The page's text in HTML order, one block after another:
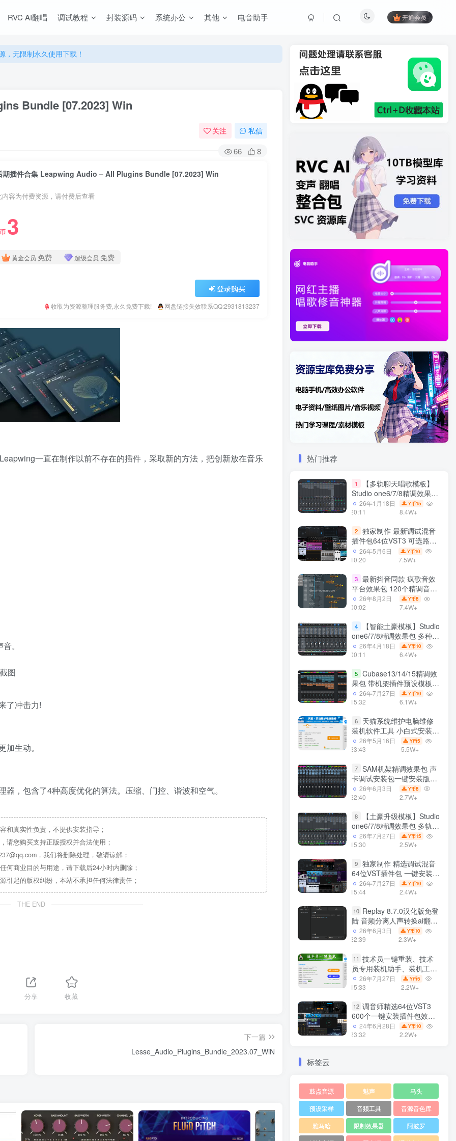
RVC AI翻唱 调试教程 封装源码 系统办公 其他 电音助手 开通会员
，无限制永久使用下载！
无限制永久使用下载！
Bundle [07.2023] Win
关注 私信
66 8
期插件合集 Leapwing Audio – All Plugins Bundle [07.2023] Win
内容为付费资源，请付费后查看
3
黄金会员 免费 超级会员 免费
登录购买
收取为资源整理服务费,永久免费下载! 网盘链接失效联系QQ:2931813237
一直在制作以前不存在的插件，采取新的方法，把创新放在音乐
。
图
了冲击力!
生动。
，包含了4种高度优化的算法。压缩、门控、谐波和空气。
和真实性负责，不提供安装指导；
请您购买支持正版授权并合法使用；
，我们将删除处理，敬请谅解；
商业目的与用途，请下载后24小时内删除；
起的版权纠纷，本站不承担任何法律责任；
THE END
分享 收藏
下一篇
Lesse_Audio_Plugins_Bundle_2023.07_WiN
热门推荐
1
【多轨聊天唱歌模板】
Studio one6/7/8精调效果包
多种效果模式 声卡调试好直
播预设模板
26年1月18日
20:11
Y币15
8.4W+
2 独家制作 最新调试混音
插件包64位VST3 可选路径
一键安装550个效果器合集
v3.0 WiN 支持定制
26年5月6日
10:20
Y币10
7.5W+
3 最新抖音同款 疯歌音效
平台效果包 120个精调音效
包+软件自带170个音效
+600个插件 带安装教程全
26年8月2日
00:02
Y币8
7.4W+
4
【智能土豪模板】Studio
one6/7/8精调效果包 多种效
果模式可选 声卡调试好预设
带插件全套文件
26年4月18日
00:11
Y币10
6.4W+
5 Cubase13/14/15精调效
果包 带机架插件预设模板
声卡调试好效果工程文件
26年7月27日
15:32
Y币10
6.1W+
6
天猫系统维护电脑维修
装机软件工具 小白式安装
完全一键安装系统 电脑系统
装机软件 一键重装系统
26年5月16日
23:43
Y币5
5.5W+
7 SAM机架精调效果包 声
卡调试安装包一键安装版模
板 带插件预设效果文件
26年6月3日
22:40
Y币8
2.7W+
8
【土豪升级模板】Studio
one6/7/8精调效果包 多轨道
效果模式可选 声卡调试好预
设模板 带插件全套文件
26年7月27日
15:30
Y币15
2.5W+
9 独家制作 精选调试混音
64位VST插件包 一键安装
600个效果器合集v2.0 WiN
支持定制
26年7月27日
15:44
Y币10
2.4W+
10 Replay 8.7.0汉化版免登
陆 音频分离人声转换ai翻唱
支持50系显卡 一键安装
WiN
26年6月3日
22:39
Y币10
2.3W+
11 技术员一键重装、技术
员专用装机助手、装机工
具、电脑系统装机软件丶一
键安装系统
26年7月27日
15:33
Y币5
2.2W+
12 调音师精选64位VST3
600个一键安装插件包效果
器集合10G WiN
24年6月28日
23:32
Y币10
2.2W+
标签云
鼓点音源 魅声
马头
预设采样
音频工具
音源音色库
雅马哈
限制效果器
阿波罗